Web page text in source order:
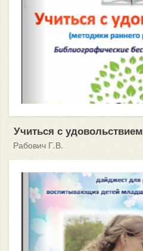
Учиться с удовольствием
Рабович Г.В.